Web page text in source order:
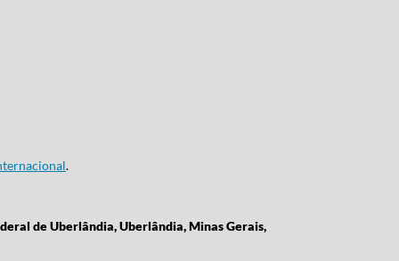
.
de Uberlândia, Uberlândia, Minas Gerais,